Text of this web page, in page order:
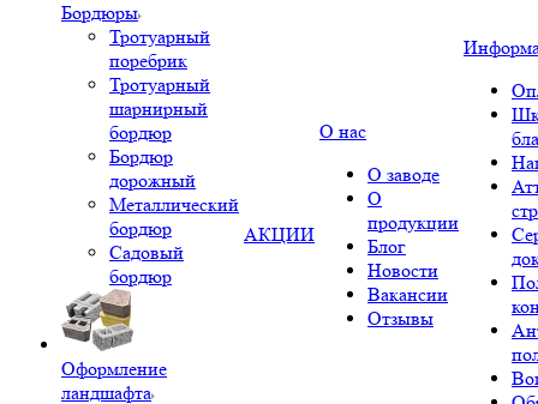
Бордюры
Тротуарный
поребрик
Тротуарный
шарнирный
бордюр
Бордюр
дорожный
Металлический
бордюр
Садовый
бордюр
Оформление
ландшафта
АКЦИИ
О нас
О заводе
О
продукции
Блог
Новости
Вакансии
Отзывы